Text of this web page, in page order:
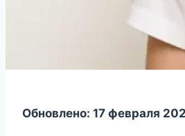
Обновлено: 17 февраля